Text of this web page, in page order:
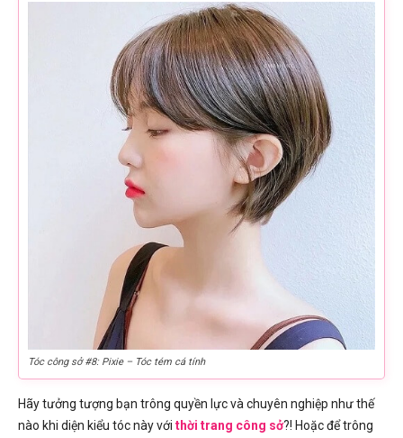
Tóc công sở #8: Pixie – Tóc tém cá tính
Hãy tưởng tượng bạn trông quyền lực và chuyên nghiệp như thế
nào khi diện kiểu tóc này với thời trang công sở?! Hoặc để trông